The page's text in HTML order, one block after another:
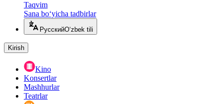
Taqvim
Sana bo‘yicha tadbirlar
РусскийO‘zbek tili
Kirish
Kino
Konsertlar
Mashhurlar
Teatrlar